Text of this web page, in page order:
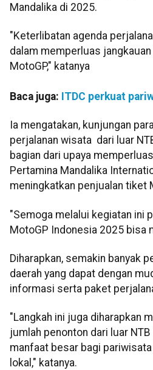
Mandalika di 2025.
"Keterlibatan agenda
dalam memperluas
MotoGP," katanya
Baca juga: ITDC perkuat
Ia mengatakan, kunjungan
perjalanan wisata dari luar
bagian dari upaya
Pertamina Mandalika
meningkatkan penjualan tiket
"Semoga melalui kegiatan ini
MotoGP Indonesia 2025 bisa
Diharapkan, semakin banyak
daerah yang dapat dengan
informasi serta paket
"Langkah ini juga diharapkan
jumlah penonton dari luar
manfaat besar bagi
lokal," katanya.